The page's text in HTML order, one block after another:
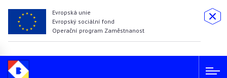
Evropská unie
Evropský sociální fond
Operační program Zaměstnanost